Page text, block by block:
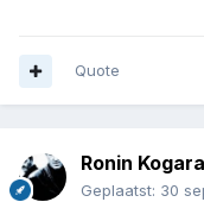
Quote
Ronin
Geplaatst: 30